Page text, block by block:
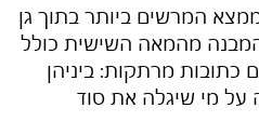
המרשים ביותר בתוך גן
מהמאה השישית כולל
מרתקות: ביניהן
מי שיגלה את סוד